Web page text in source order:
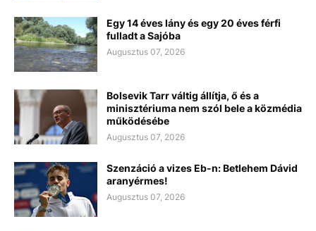
Egy 14 éves lány és egy 20 éves férfi
fulladt a Sajóba
Augusztus 07, 2026
Bolsevik Tarr váltig állítja, ő és a
minisztériuma nem szól bele a közmédia
működésébe
Augusztus 07, 2026
Szenzáció a vizes Eb-n: Betlehem Dávid
aranyérmes!
Augusztus 07, 2026